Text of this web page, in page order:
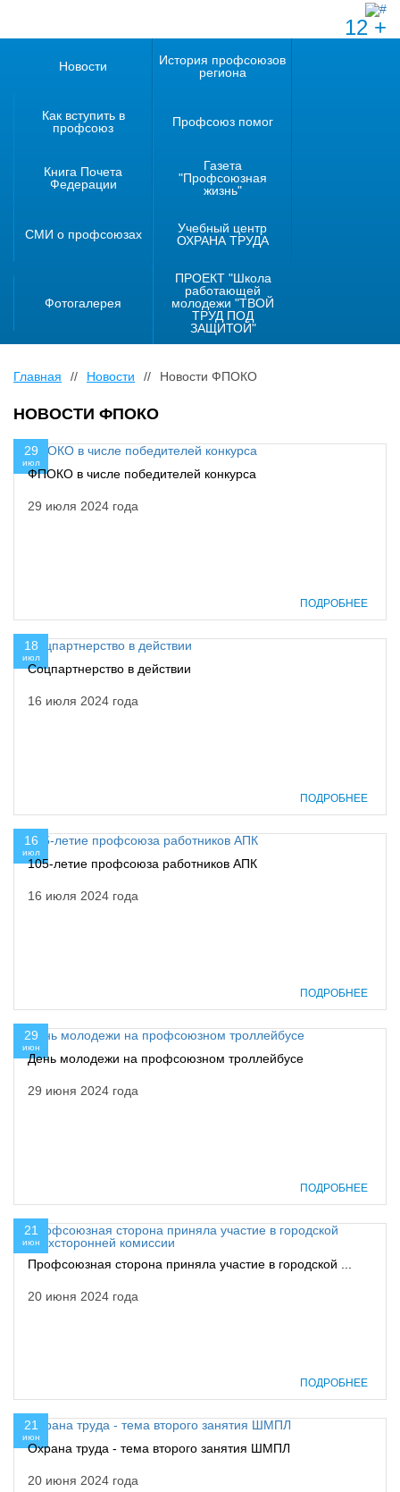
12 +
Новости
История профсоюзов
региона
Как вступить в
профсоюз
Профсоюз помог
Книга Почета
Федерации
Газета
"Профсоюзная
жизнь"
СМИ о профсоюзах
Учебный центр
ОХРАНА ТРУДА
Фотогалерея
ПРОЕКТ "Школа
работающей
молодежи "ТВОЙ
ТРУД ПОД
ЗАЩИТОЙ"
Главная // Новости // Новости ФПОКО
НОВОСТИ ФПОКО
29
июл
ФПОКО в числе победителей конкурса
29 июля 2024 года
ПОДРОБНЕЕ
18
июл
Соцпартнерство в действии
16 июля 2024 года
ПОДРОБНЕЕ
16
июл
105-летие профсоюза работников АПК
16 июля 2024 года
ПОДРОБНЕЕ
29
июн
День молодежи на профсоюзном троллейбусе
29 июня 2024 года
ПОДРОБНЕЕ
21
июн
Профсоюзная сторона приняла участие в городской ...
20 июня 2024 года
ПОДРОБНЕЕ
21
июн
Охрана труда - тема второго занятия ШМПЛ
20 июня 2024 года